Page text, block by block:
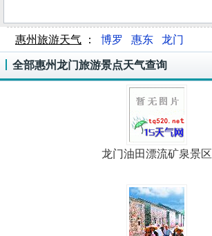
惠州旅游天气 ： 博罗 惠东 龙门
全部惠州龙门旅游景点天气查询
龙门油田漂流矿泉景区